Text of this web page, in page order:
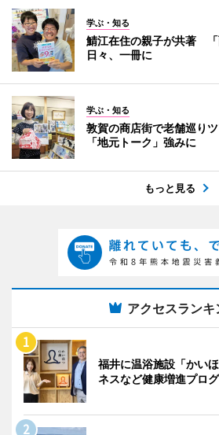
学ぶ・知る
鯖江在住の親子が共著
日々、一冊に
学ぶ・知る
敦賀の商店街で老舗巡り
「地元トーク」強みに
もっと見る
アクセスランキ
福井に温浴施設「かい
ネスなど健康増進プロ